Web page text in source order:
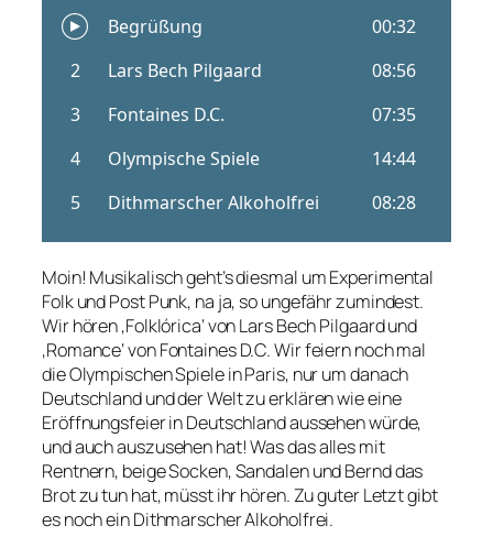
Moin! Musikalisch geht’s diesmal um Experimental
Folk und Post Punk, na ja, so ungefähr zumindest.
Wir hören ‚Folkl​ó​rica‘ von Lars Bech Pilgaard und
‚Romance‘ von Fontaines D.C. Wir feiern noch mal
die Olympischen Spiele in Paris, nur um danach
Deutschland und der Welt zu erklären wie eine
Eröffnungsfeier in Deutschland aussehen würde,
und auch auszusehen hat! Was das alles mit
Rentnern, beige Socken, Sandalen und Bernd das
Brot zu tun hat, müsst ihr hören. Zu guter Letzt gibt
es noch ein Dithmarscher Alkoholfrei.